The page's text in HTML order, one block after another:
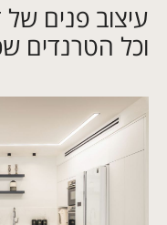
עיצוב פנים של
וכל הטרנדים